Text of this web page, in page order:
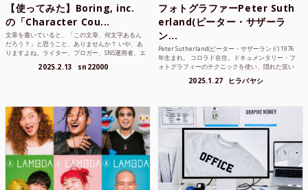
【使ってみた】Boring, inc.
の「Character Cou...
文章を書いていると、「この文章、何文字あるん
だろう？」と思うこと、ありませんか？ いや、あ
りますよね。ライター、ブロガー、SNS運用者、エ
は意外と多い。で...
2025.2.13 sn22000
フォトグラファーPeter Suth
erland(ピーター・サザーラ
ン...
Peter Sutherland(ピーター・サザーランド) 1976
年生まれ。 コロラド在住。ドキュメンタリー・フ
ォトグラフィーのテクニックを使い、隠れた笑い
2025.1.27 ヒラバヤシ